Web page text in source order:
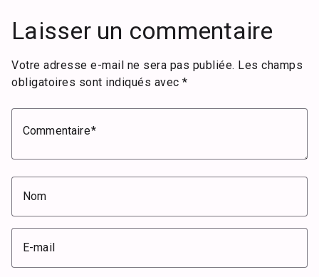
Laisser un commentaire
Votre adresse e-mail ne sera pas publiée. Les champs
obligatoires sont indiqués avec *
Commentaire
Nom
E-mail